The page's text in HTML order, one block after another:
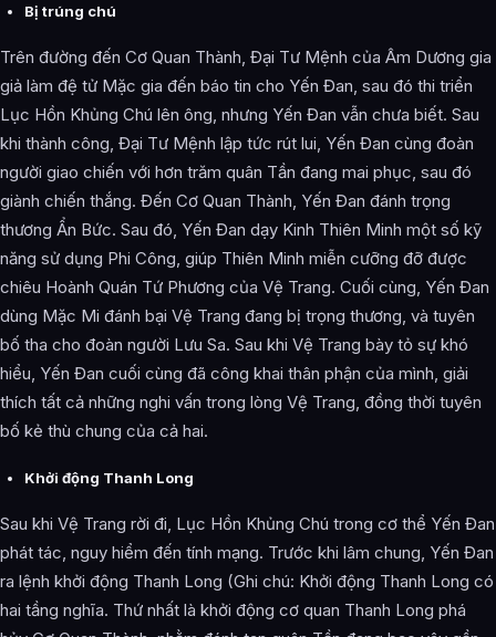
Bị trúng chú
Trên đường đến Cơ Quan Thành, Đại Tư Mệnh của Âm Dương gia
giả làm đệ tử Mặc gia đến báo tin cho Yến Đan, sau đó thi triển
Lục Hồn Khủng Chú lên ông, nhưng Yến Đan vẫn chưa biết. Sau
khi thành công, Đại Tư Mệnh lập tức rút lui, Yến Đan cùng đoàn
người giao chiến với hơn trăm quân Tần đang mai phục, sau đó
giành chiến thắng. Đến Cơ Quan Thành, Yến Đan đánh trọng
thương Ẩn Bức. Sau đó, Yến Đan dạy Kinh Thiên Minh một số kỹ
năng sử dụng Phi Công, giúp Thiên Minh miễn cưỡng đỡ được
chiêu Hoành Quán Tứ Phương của Vệ Trang. Cuối cùng, Yến Đan
dùng Mặc Mi đánh bại Vệ Trang đang bị trọng thương, và tuyên
bố tha cho đoàn người Lưu Sa. Sau khi Vệ Trang bày tỏ sự khó
hiểu, Yến Đan cuối cùng đã công khai thân phận của mình, giải
thích tất cả những nghi vấn trong lòng Vệ Trang, đồng thời tuyên
bố kẻ thù chung của cả hai.
Khởi động Thanh Long
Sau khi Vệ Trang rời đi, Lục Hồn Khủng Chú trong cơ thể Yến Đan
phát tác, nguy hiểm đến tính mạng. Trước khi lâm chung, Yến Đan
ra lệnh khởi động Thanh Long (Ghi chú: Khởi động Thanh Long có
hai tầng nghĩa. Thứ nhất là khởi động cơ quan Thanh Long phá